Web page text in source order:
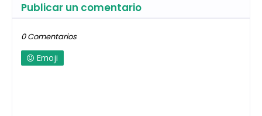
Publicar un comentario
0 Comentarios
Emoji